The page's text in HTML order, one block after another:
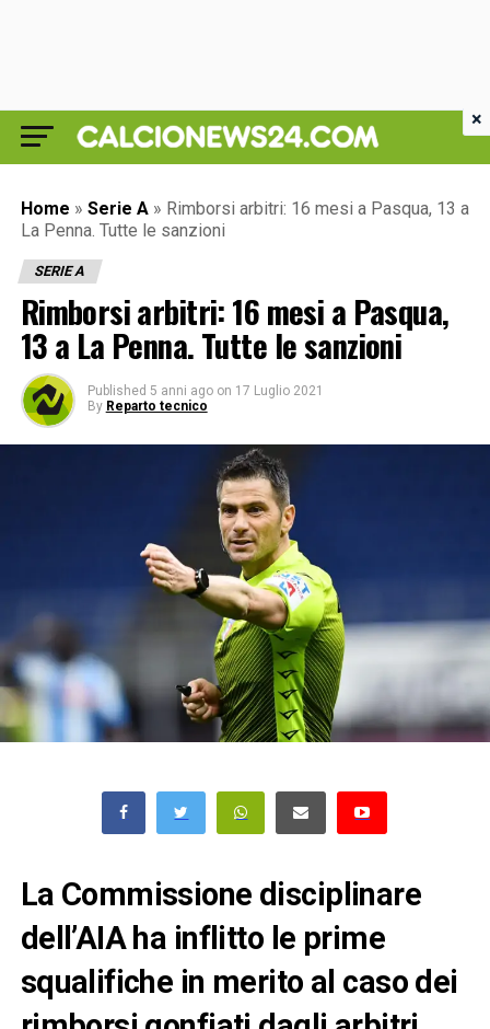
Home » Serie A » Rimborsi arbitri: 16 mesi a Pasqua, 13 a
La Penna. Tutte le sanzioni
SERIE A
Rimborsi arbitri: 16 mesi a Pasqua,
13 a La Penna. Tutte le sanzioni
Published 5 anni ago on 17 Luglio 2021
By Reparto tecnico
La Commissione disciplinare
dell’AIA ha inflitto le prime
squalifiche in merito al caso dei
×